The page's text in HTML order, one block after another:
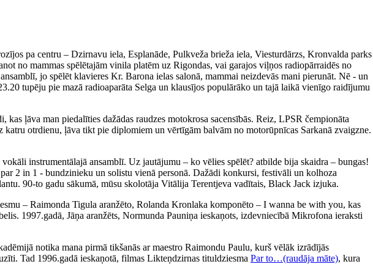
pa centru – Dzirnavu iela, Esplanāde, Pulkveža brieža iela, Viesturdārzs, Kronvalda parks
no mammas spēlētajām vinila platēm uz Rigondas, vai garajos viļņos radiopārraidēs no
jo spēlēt klavieres Kr. Barona ielas salonā, mammai neizdevās mani pierunāt. Nē - un
tupēju pie mazā radioaparāta Selga un klausījos populārāko un tajā laikā vienīgo raidījumu
ļāva man piedalīties dažādas raudzes motokrosa sacensībās. Reiz, LPSR čempionāta
otrdienu, ļāva tikt pie diplomiem un vērtīgām balvām no motorūpnīcas Sarkanā zvaigzne.
instrumentālajā ansamblī. Uz jautājumu – ko vēlies spēlēt? atbilde bija skaidra – bungas!
2 in 1 - bundzinieku un solistu vienā personā. Dažādi konkursi, festivāli un kolhoza
90-to gadu sākumā, mūsu skolotāja Vitālija Terentjeva vadītais, Black Jack izjuka.
– Raimonda Tigula aranžēto, Rolanda Kronlaka komponēto – I wanna be with you, kas
1997.gadā, Jāņa aranžēts, Normunda Pauniņa ieskaņots, izdevniecībā Mikrofona ieraksti
notika mana pirmā tikšanās ar maestro Raimondu Paulu, kurš vēlāk izrādījās
Tad 1996.gadā ieskaņotā, filmas Likteņdzirnas tituldziesma Par to…(raudāja māte), kura